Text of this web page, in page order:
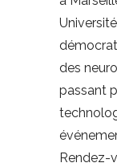
des
passant
Rendez-